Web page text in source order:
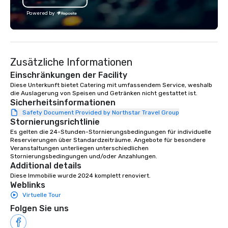
and unparalleled event rental support,
it’s clear that weddings move and
whatever its form, it’s a Beautiful
relationships that bring people
together, and support all wedding
couples throughout our communities.
We’re huge fans of socials and
celebrations where people share
laughter and find joy. From birthdays,
to anniversaries, to graduations and
more, Premiere will bring the basics
you need to the party, and provide the
‘frills’ you want to help realize your
you’re wanting to ‘get down to
business’, we can handle your wants
business too, and we know you’re
looking for the best rental and event
Powered by
Zusätzliche Informationen
Einschränkungen der Facility
Diese Unterkunft bietet Catering mit umfassendem Service, weshalb
die Auslagerung von Speisen und Getränken nicht gestattet ist.
Sicherheitsinformationen
Safety Document Provided by Northstar Travel Group
Stornierungsrichtlinie
Es gelten die 24-Stunden-Stornierungsbedingungen für individuelle
Reservierungen über Standardzeiträume. Angebote für besondere
Veranstaltungen unterliegen unterschiedlichen
Stornierungsbedingungen und/oder Anzahlungen.
Additional details
Diese Immobilie wurde 2024 komplett renoviert.
Weblinks
Virtuelle Tour
Folgen Sie uns